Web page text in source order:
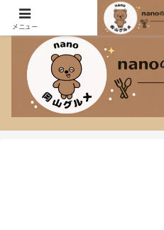
おしゃれなカフェも大盛り定食
メニュー